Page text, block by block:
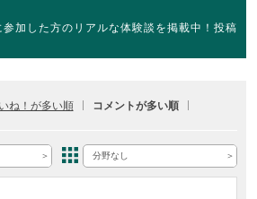
加した方のリアルな体験談を掲載中！投稿
ね！が多い順 コメントが多い順
分野なし